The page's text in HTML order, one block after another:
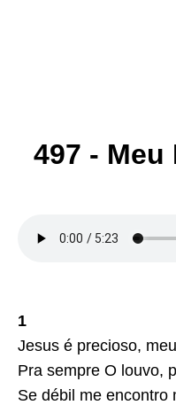
497 -
1
Jesus é precioso,
Pra sempre O louvo,
Se débil me encontro